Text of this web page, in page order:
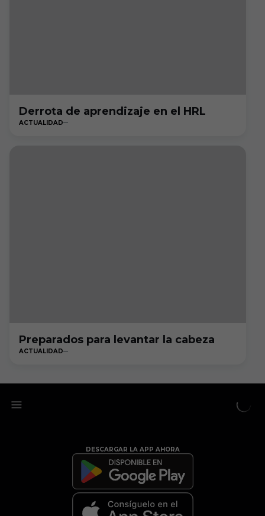
Derrota de aprendizaje en el HRL
ACTUALIDAD
Preparados para levantar la cabeza
ACTUALIDAD
DESCARGAR LA APP AHORA